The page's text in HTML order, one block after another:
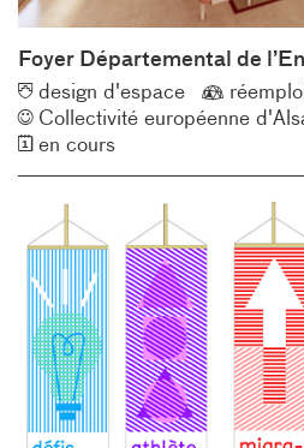
Foyer Départemental de
Typologie
design d'espace
Éco-
Client
Collectivité européenne
Année
en cours